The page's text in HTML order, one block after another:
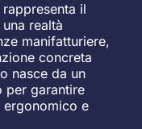
rappresenta il
realtà
manifatturiere,
concreta
nasce da un
per garantire
e